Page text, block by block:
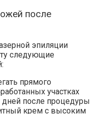
после
эпиляции
следующие
прямого
участках
дней после процедуры
крем с высоким